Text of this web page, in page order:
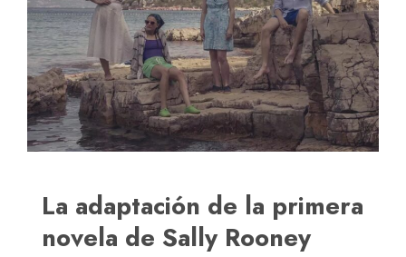
La adaptación de la primera
novela de Sally Rooney